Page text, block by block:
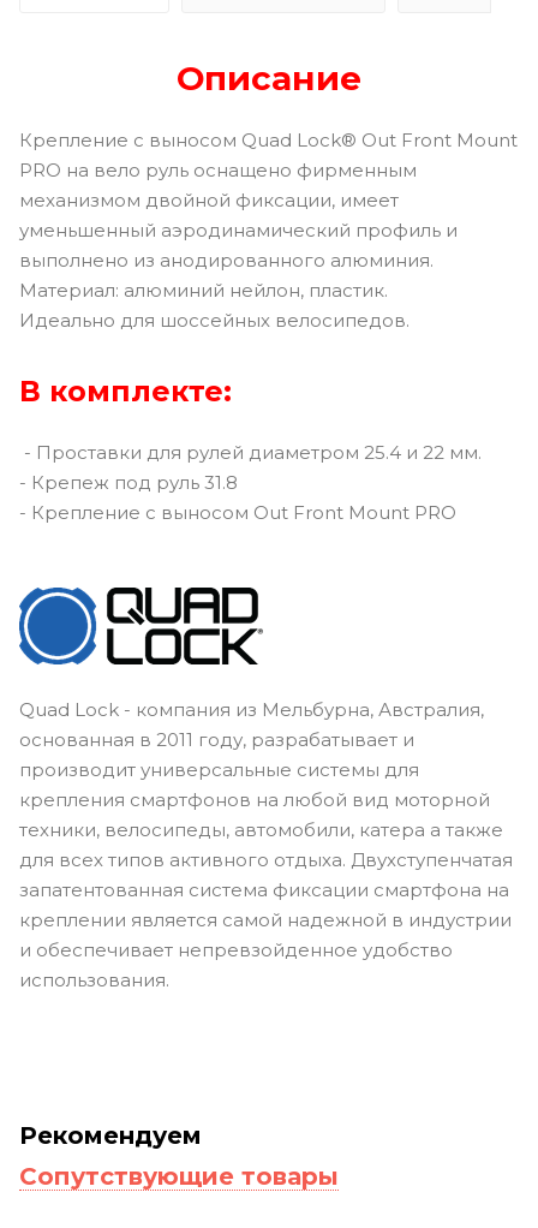
Описание
Крепление с выносом Quad Lock® Out Front Mount
PRO на вело руль оснащено фирменным
механизмом двойной фиксации, имеет
уменьшенный аэродинамический профиль и
выполнено из анодированного алюминия.
Материал: алюминий нейлон, пластик.
Идеально для шоссейных велосипедов.
В комплекте:
- Проставки для рулей диаметром 25.4 и 22 мм.
- Крепеж под руль 31.8
- Крепление с выносом Out Front Mount PRO
Quad Lock - компания из Мельбурна, Австралия,
основанная в 2011 году, разрабатывает и
производит универсальные системы для
крепления смартфонов на любой вид моторной
техники, велосипеды, автомобили, катера а также
для всех типов активного отдыха. Двухступенчатая
запатентованная система фиксации смартфона на
креплении является самой надежной в индустрии
и обеспечивает непревзойденное удобство
использования.
Рекомендуем
Сопутствующие товары